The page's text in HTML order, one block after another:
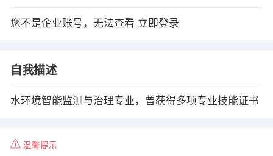
您不是企业账号，无法查看 立即登录
自我描述
水环境智能监测与治理专业，曾获得多项专业技能证书
温馨提示